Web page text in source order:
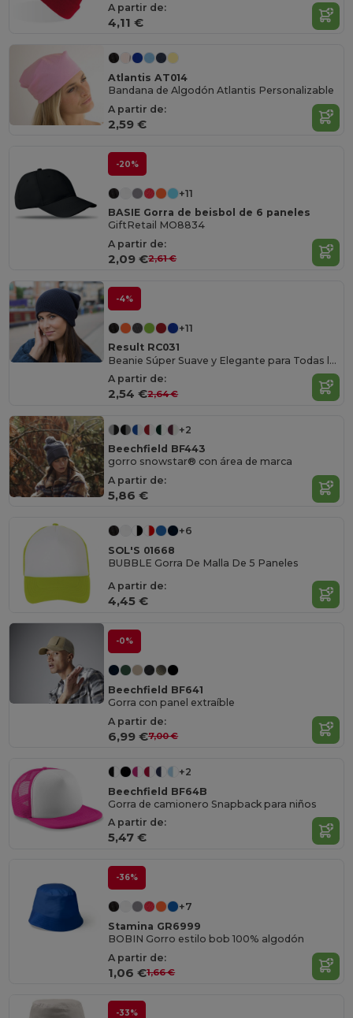
A partir de:
4,11 €
Atlantis AT014
Bandana de Algodón Atlantis Personalizable
A partir de:
2,59 €
-20%
+11
BASIE Gorra de beisbol de 6 paneles
GiftRetail MO8834
A partir de:
2,09 €2,61 €
-4%
+11
Result RC031
Beanie Súper Suave y Elegante para Todas las Estaciones
A partir de:
2,54 €2,64 €
+2
Beechfield BF443
gorro snowstar® con área de marca
A partir de:
5,86 €
+6
SOL'S 01668
BUBBLE Gorra De Malla De 5 Paneles
A partir de:
4,45 €
-0%
Beechfield BF641
Gorra con panel extraíble
A partir de:
6,99 €7,00 €
+2
Beechfield BF64B
Gorra de camionero Snapback para niños
A partir de:
5,47 €
-36%
+7
Stamina GR6999
BOBIN Gorro estilo bob 100% algodón
A partir de:
1,06 €1,66 €
-33%